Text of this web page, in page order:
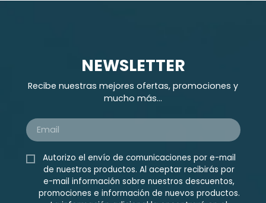
NEWSLETTER
Recibe nuestras mejores ofertas, promociones y
mucho más...
Autorizo el envío de comunicaciones por e-mail
de nuestros productos. Al aceptar recibirás por
e-mail información sobre nuestros descuentos,
promociones e información de nuevos productos.